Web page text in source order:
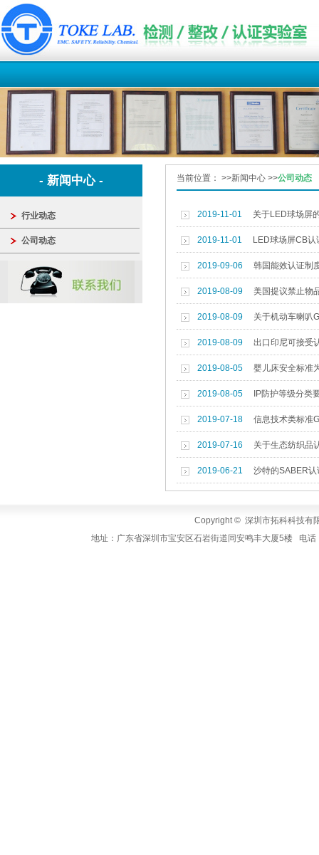
- 新闻中心 -
行业动态
公司动态
当前位置： >>新闻中心 >>公司动态
2019-11-01 关于LED球场屏
2019-11-01 LED球场屏CB认
2019-09-06 韩国能效认证制
2019-08-09 美国提议禁止物
2019-08-09 关于机动车喇叭
2019-08-09 出口印尼可接受
2019-08-05 婴儿床安全标准
2019-08-05 IP防护等级分类
2019-07-18 信息技术类标准
2019-07-16 关于生态纺织品
2019-06-21 沙特的SABER认
Copyright © 深圳市拓科科技有
地址：广东省深圳市宝安区石岩街道同安鸣丰大厦5楼 电